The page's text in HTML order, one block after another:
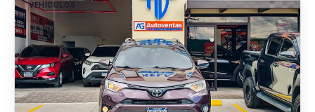
VEHÍCULOS